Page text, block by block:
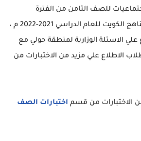
للصف الثامن من الفترة
الدراسية الاولي من مناهج الكويت للعام الدراسي 2021-2022 م ،
الاسئلة الوزارية لمنطقة حولي مع
الاطلاع علي مزيد من الاختبارات من
الاختبارات من قسم اختبارات الصف